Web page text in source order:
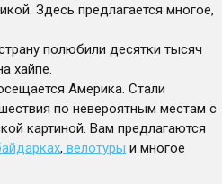
Здесь предлагается многое,
полюбили десятки тысяч
хайпе.
Америка. Стали
по невероятным местам с
картиной. Вам предлагаются
, велотуры и многое